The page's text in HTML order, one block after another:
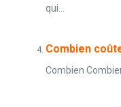
qui...
Combien
Combien